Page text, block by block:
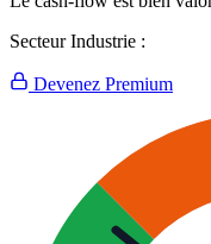
Secteur Industrie :
Devenez Premium